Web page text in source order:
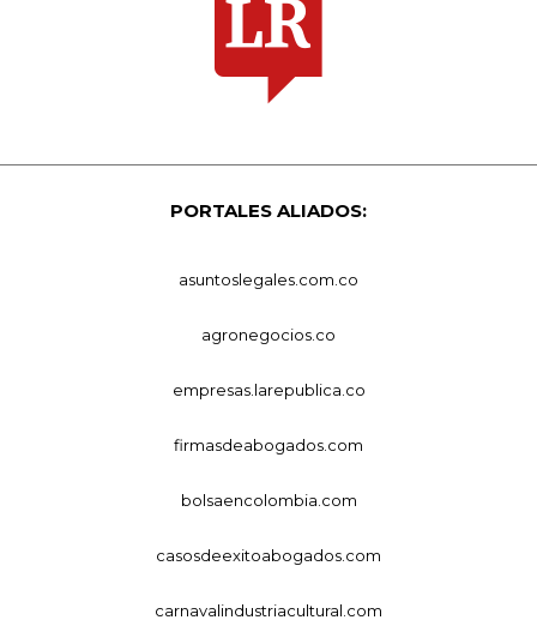
PORTALES ALIADOS:
asuntoslegales.com.co
agronegocios.co
empresas.larepublica.co
firmasdeabogados.com
bolsaencolombia.com
casosdeexitoabogados.com
carnavalindustriacultural.com